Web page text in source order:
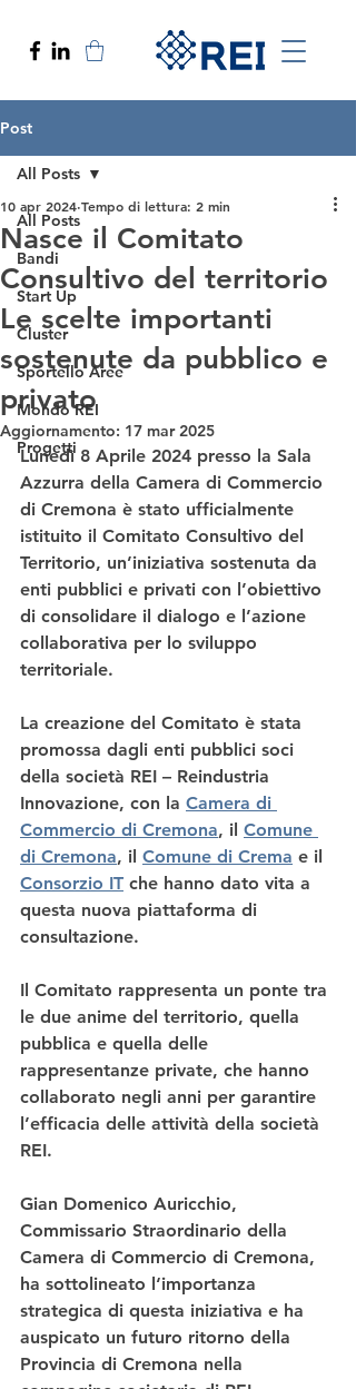
Post
All Posts
Bandi
Start Up
Cluster
Sportello Aree
Mondo REI
Progetti
All Posts
Nasce il Comitato
Consultivo del territorio
Le scelte importanti
sostenute da pubblico e
privato
10 apr 2024 Tempo di lettura: 2 min
Aggiornamento: 17 mar 2025
Lunedì 8 Aprile 2024 presso la Sala
Azzurra della Camera di Commercio
di Cremona è stato ufficialmente
istituito il Comitato Consultivo del
Territorio, un’iniziativa sostenuta da
enti pubblici e privati con l’obiettivo
di consolidare il dialogo e l’azione
collaborativa per lo sviluppo
territoriale.
La creazione del Comitato è stata
promossa dagli enti pubblici soci
della società REI – Reindustria
Innovazione, con la Camera di
Commercio di Cremona, il Comune
di Cremona, il Comune di Crema e il
Consorzio IT che hanno dato vita a
questa nuova piattaforma di
consultazione.
Il Comitato rappresenta un ponte tra
le due anime del territorio, quella
pubblica e quella delle
rappresentanze private, che hanno
collaborato negli anni per garantire
l’efficacia delle attività della società
REI.
Gian Domenico Auricchio,
Commissario Straordinario della
Camera di Commercio di Cremona,
ha sottolineato l‘importanza
strategica di questa iniziativa e ha
auspicato un futuro ritorno della
Provincia di Cremona nella